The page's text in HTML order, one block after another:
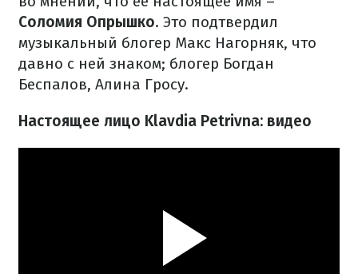
Соломия Опрышко. Это подтвердил
музыкальный блогер Макс Нагорняк, что
давно с ней знаком; блогер Богдан
Беспалов, Алина Гросу.
Настоящее лицо Klavdia Petrivna: видео